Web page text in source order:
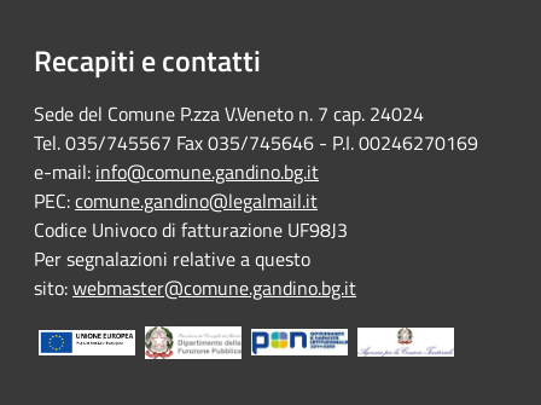
Recapiti e contatti
Sede del Comune P.zza V.Veneto n. 7 cap. 24024
Tel. 035/745567 Fax 035/745646 - P.I. 00246270169
e-mail: info@comune.gandino.bg.it
PEC:comune.gandino@legalmail.it
Codice Univoco di fatturazione UF98J3
Per segnalazioni relative a questo
sito:webmaster@comune.gandino.bg.it